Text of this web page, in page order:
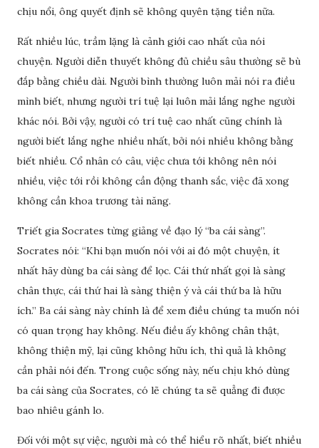
chịu nổi, ông quyết định sẽ không quyên tặng tiền nữa.
Rất nhiều lúc, trầm lặng là cảnh giới cao nhất của nói
chuyện. Người diễn thuyết không đủ chiều sâu thường sẽ bù
đắp bằng chiều dài. Người bình thường luôn mải nói ra điều
mình biết, nhưng người trí tuệ lại luôn mải lắng nghe người
khác nói. Bởi vậy, người có trí tuệ cao nhất cũng chính là
người biết lắng nghe nhiều nhất, bởi nói nhiều không bằng
biết nhiều. Cổ nhân có câu, việc chưa tới không nên nói
nhiều, việc tới rồi không cần động thanh sắc, việc đã xong
không cần khoa trương tài năng.
Triết gia Socrates từng giảng về đạo lý “ba cái sàng”.
Socrates nói: “Khi bạn muốn nói với ai đó một chuyện, ít
nhất hãy dùng ba cái sàng để lọc. Cái thứ nhất gọi là sàng
chân thực, cái thứ hai là sàng thiện ý và cái thứ ba là hữu
ích.” Ba cái sàng này chính là để xem điều chúng ta muốn nói
có quan trọng hay không. Nếu điều ấy không chân thật,
không thiện mỹ, lại cũng không hữu ích, thì quả là không
cần phải nói đến. Trong cuộc sống này, nếu chịu khó dùng
ba cái sàng của Socrates, có lẽ chúng ta sẽ quẳng đi được
bao nhiêu gánh lo.
Đối với một sự việc, người mà có thể hiểu rõ nhất, biết nhiều